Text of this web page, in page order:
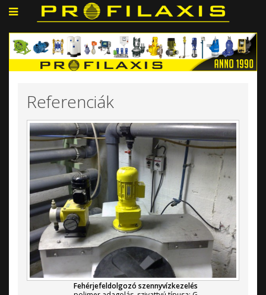
Referenciák
Fehérjefeldolgozó szennyvízkezelés